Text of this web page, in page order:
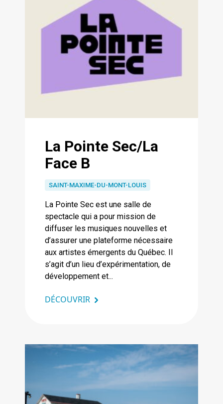
La Pointe Sec/La
Face B
SAINT-MAXIME-DU-MONT-LOUIS
La Pointe Sec est une salle de
spectacle qui a pour mission de
diffuser les musiques nouvelles et
d’assurer une plateforme nécessaire
aux artistes émergents du Québec. Il
s’agit d’un lieu d’expérimentation, de
développement et...
DÉCOUVRIR